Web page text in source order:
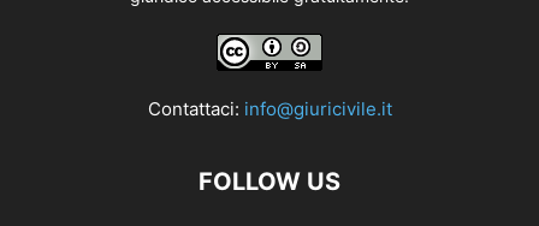
Contattaci: info@giuricivile.it
FOLLOW US